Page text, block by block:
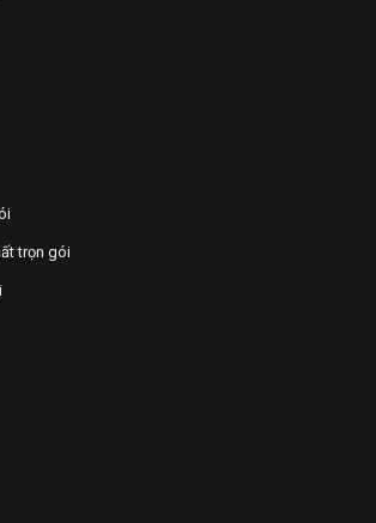
trọn gói